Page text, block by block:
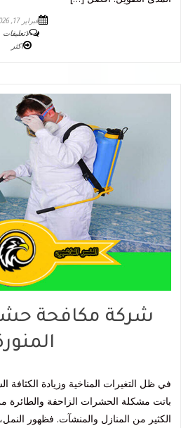
فبراير 17, 2026
لاتعليقات
اكثر
شركة مكافحة
في ظل التغيرات المناخية وزيادة الكثافة
باتت مشكلة الحشرات الزاحفة والطائرة
الكثير من المنازل والمنشآت. فظهور